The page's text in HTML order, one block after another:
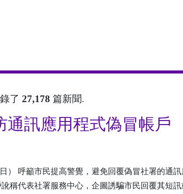
了 27,178 篇新聞.
通訊應用程式偽冒帳戶
） 呼籲市民提高警覺，避免回覆偽冒社署的通
稱代表社署服務中心，企圖誘騙市民回覆其短訊